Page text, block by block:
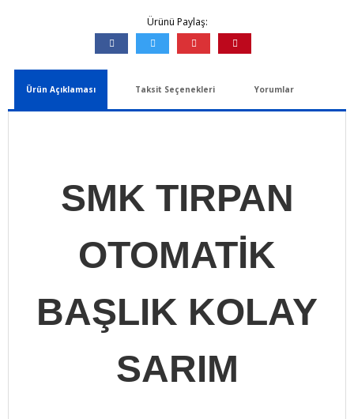
Ürünü Paylaş:
Ürün Açıklaması Taksit Seçenekleri Yorumlar
SMK TIRPAN
OTOMATİK
BAŞLIK KOLAY
SARIM